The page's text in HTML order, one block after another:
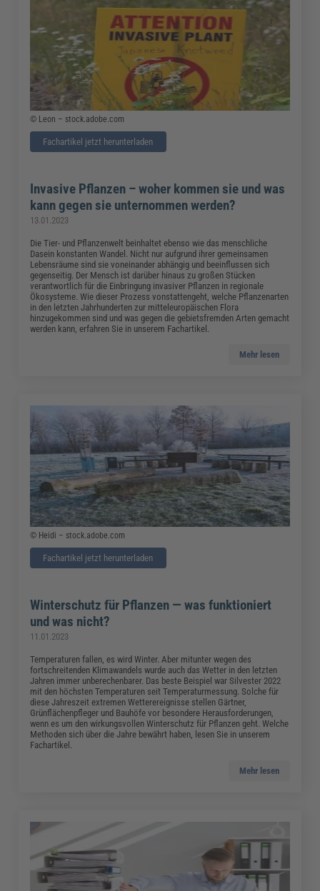
© Leon – stock.adobe.com
Fachartikel jetzt herunterladen
Invasive Pflanzen – woher kommen sie und was
kann gegen sie unternommen werden?
13.01.2023
Die Tier- und Pflanzenwelt beinhaltet ebenso wie das menschliche
Dasein konstanten Wandel. Nicht nur aufgrund ihrer gemeinsamen
Lebensräume sind sie voneinander abhängig und beeinflussen sich
gegenseitig. Der Mensch ist darüber hinaus zu großen Stücken
verantwortlich für die Einbringung invasiver Pflanzen in regionale
Ökosysteme. Wie dieser Prozess vonstattengeht, welche Pflanzenarten
in den letzten Jahrhunderten zur mitteleuropäischen Flora
hinzugekommen sind und was gegen die gebietsfremden Arten gemacht
werden kann, erfahren Sie in unserem Fachartikel.
Mehr lesen
© Heidi – stock.adobe.com
Fachartikel jetzt herunterladen
Winterschutz für Pflanzen — was funktioniert
und was nicht?
11.01.2023
Temperaturen fallen, es wird Winter. Aber mitunter wegen des
fortschreitenden Klimawandels wurde auch das Wetter in den letzten
Jahren immer unberechenbarer. Das beste Beispiel war Silvester 2022
mit den höchsten Temperaturen seit Temperaturmessung. Solche für
diese Jahreszeit extremen Wetterereignisse stellen Gärtner,
Grünflächenpfleger und Bauhöfe vor besondere Herausforderungen,
wenn es um den wirkungsvollen Winterschutz für Pflanzen geht. Welche
Methoden sich über die Jahre bewährt haben, lesen Sie in unserem
Fachartikel.
Mehr lesen